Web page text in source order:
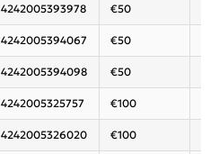
4242005393978 €50
4242005394067 €50
4242005394098 €50
4242005325757 €100
4242005326020 €100